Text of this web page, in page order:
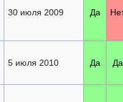
30 июля 2009 Да
5 июля 2010 Да Да